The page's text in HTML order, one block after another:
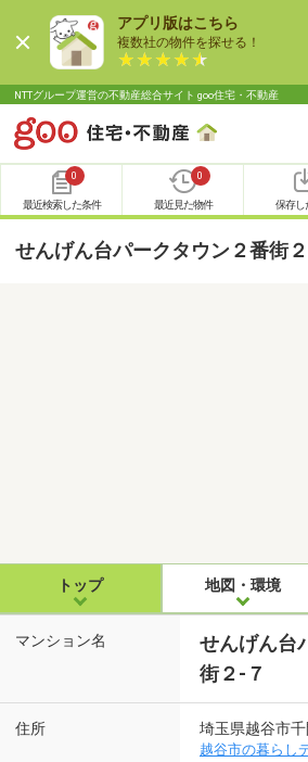
アプリ版はこちら
複数社の物件を探せる！
NTTグループ運営の不動産総合サイト goo住宅・不動産
0
最近検索した条件
0
最近見た物件 保存し
せんげん台パークタウン２番街
トップ 地図・環境
マンション名
せんげん台
街２-７
住所 埼玉県越谷市
越谷市の暮らし